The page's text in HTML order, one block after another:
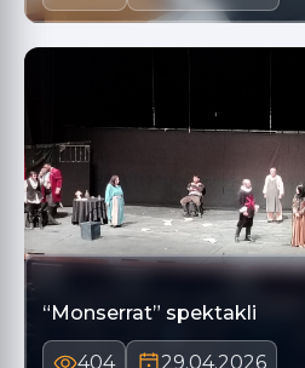
“Monserrat” spektakli
404 29.04.2026